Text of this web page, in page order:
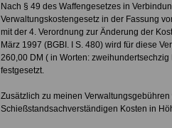
Nach § 49 des Waffengesetzes in
Verwaltungskostengesetz in der Fassung
mit der 4. Verordnung zur Änderung der
März 1997 (BGBI. I S. 480) wird für diese
260,00 DM ( in Worten: zweihundertsechzig
festgesetzt.
Zusätzlich zu meinen
Schießstandsachverständigen Kosten in